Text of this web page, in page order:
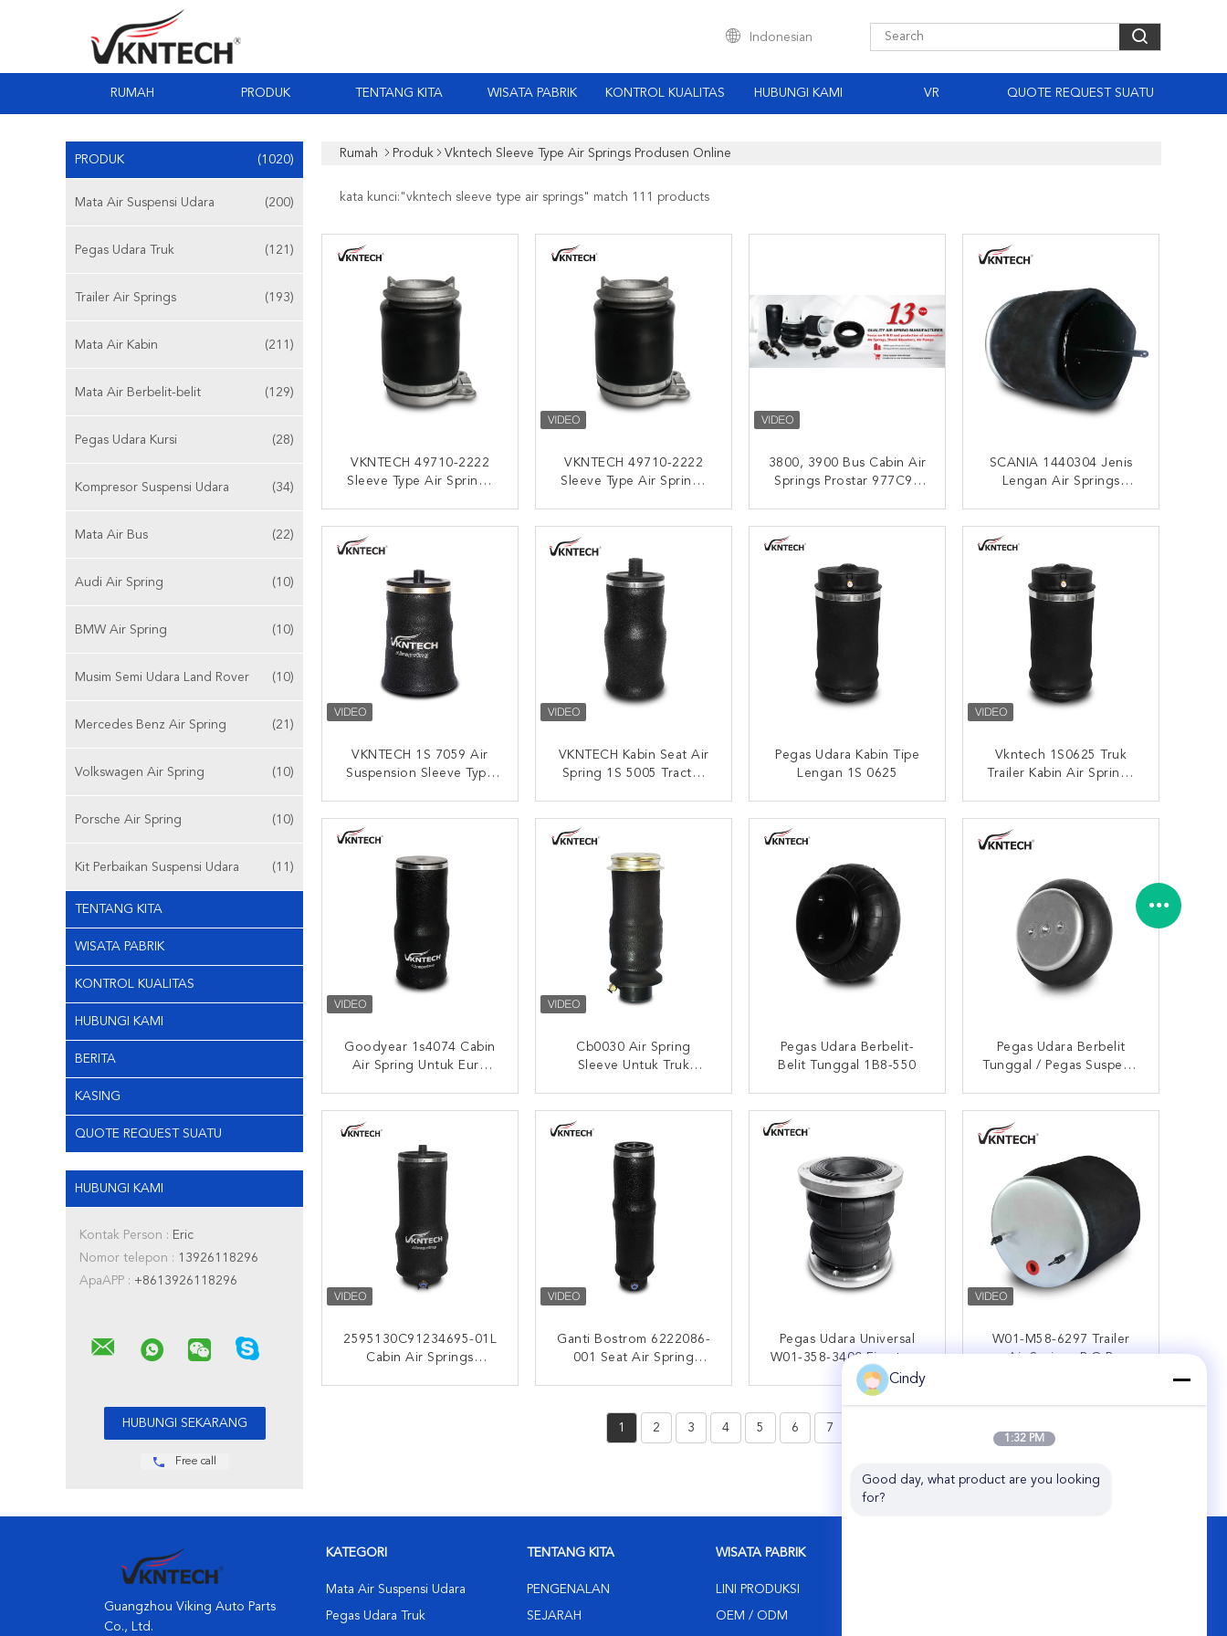
Indonesian
RUMAH PRODUK TENTANG KITA WISATA PABRIK KONTROL KUALITAS HUBUNGI KAMI VR QUOTE REQUEST SUATU
PRODUK (1020)
Mata Air Suspensi Udara (200)
Pegas Udara Truk (121)
Trailer Air Springs (193)
Mata Air Kabin (211)
Mata Air Berbelit-belit (129)
Pegas Udara Kursi (28)
Kompresor Suspensi Udara (34)
Mata Air Bus (22)
Audi Air Spring (10)
BMW Air Spring (10)
Musim Semi Udara Land Rover (10)
Mercedes Benz Air Spring (21)
Volkswagen Air Spring (10)
Porsche Air Spring (10)
Kit Perbaikan Suspensi Udara (11)
TENTANG KITA
WISATA PABRIK
KONTROL KUALITAS
HUBUNGI KAMI
BERITA
KASING
QUOTE REQUEST SUATU
HUBUNGI KAMI
Kontak Person : Eric
Nomor telepon : 13926118296
ApaAPP : +8613926118296
Free call
Rumah Produk Vkntech Sleeve Type Air Springs Produsen Online
kata kunci:"vkntech sleeve type air springs" match 111 products
VKNTECH 49710-2222
Sleeve Type Air Springs
HUBUNGI SEKARANG
VKNTECH 49710-2222
Sleeve Type Air Springs
HUBUNGI SEKARANG
3800, 3900 Bus Cabin Air
Springs Prostar 977C95
HUBUNGI SEKARANG
SCANIA 1440304 Jenis
Lengan Air Springs
HUBUNGI SEKARANG
VKNTECH 1S 7059 Air
Suspension Sleeve Type
VKNTECH 1S7059
HUBUNGI SEKARANG
VKNTECH Kabin Seat Air
Spring 1S 5005 Tractor
HUBUNGI SEKARANG
Pegas Udara Kabin Tipe
Lengan 1S 0625
HUBUNGI SEKARANG
Vkntech 1S0625 Truk
Trailer Kabin Air Springs
HUBUNGI SEKARANG
Goodyear 1s4074 Cabin
Air Spring Untuk Euro
HUBUNGI SEKARANG
Cb0030 Air Spring
Sleeve Untuk Truk
HUBUNGI SEKARANG
Pegas Udara Berbelit-
Belit Tunggal 1B8-550
HUBUNGI SEKARANG
Pegas Udara Berbelit
Tunggal / Pegas Suspensi
HUBUNGI SEKARANG
2595130C91234695-01L
Cabin Air Springs
Ganti Bostrom 6222086-
001 Seat Air Spring
Pegas Udara Universal
W01-358-3400 Firestone
W01-M58-6297 Trailer
Air Springs R.O.R
1 2 3 4 5 6 7
Guangzhou Viking Auto Parts
Co., Ltd.
KATEGORI
Mata Air Suspensi Udara
Pegas Udara Truk
TENTANG KITA
PENGENALAN
SEJARAH
WISATA PABRIK
LINI PRODUKSI
OEM / ODM
Cindy
1:32 PM
Good day, what product are you looking
for?